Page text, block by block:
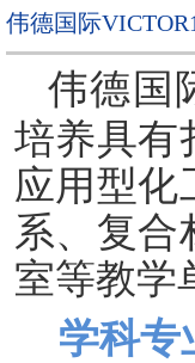
伟德国际
伟德国
培养具有
应用型化
系、复合
室等教学
学科专